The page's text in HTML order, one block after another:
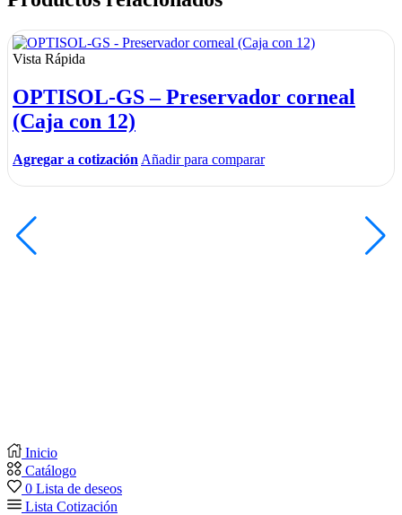
Vista Rápida
OPTISOL-GS – Preservador corneal
(Caja con 12)
Agregar a cotización Añadir para comparar
Inicio
Catálogo
0 Lista de deseos
Lista Cotización